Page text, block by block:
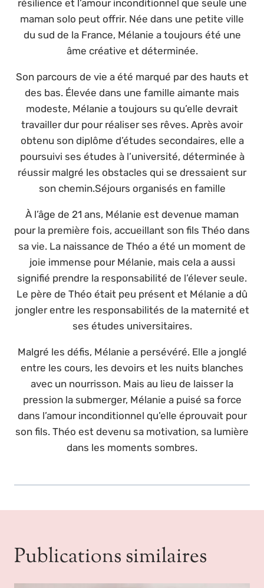
résilience et l’amour inconditionnel que seule une
maman solo peut offrir. Née dans une petite ville
du sud de la France, Mélanie a toujours été une
âme créative et déterminée.
Son parcours de vie a été marqué par des hauts et
des bas. Élevée dans une famille aimante mais
modeste, Mélanie a toujours su qu’elle devrait
travailler dur pour réaliser ses rêves. Après avoir
obtenu son diplôme d’études secondaires, elle a
poursuivi ses études à l’université, déterminée à
réussir malgré les obstacles qui se dressaient sur
son chemin.Séjours organisés en famille
À l’âge de 21 ans, Mélanie est devenue maman
pour la première fois, accueillant son fils Théo dans
sa vie. La naissance de Théo a été un moment de
joie immense pour Mélanie, mais cela a aussi
signifié prendre la responsabilité de l’élever seule.
Le père de Théo était peu présent et Mélanie a dû
jongler entre les responsabilités de la maternité et
ses études universitaires.
Malgré les défis, Mélanie a persévéré. Elle a jonglé
entre les cours, les devoirs et les nuits blanches
avec un nourrisson. Mais au lieu de laisser la
pression la submerger, Mélanie a puisé sa force
dans l’amour inconditionnel qu’elle éprouvait pour
son fils. Théo est devenu sa motivation, sa lumière
dans les moments sombres.
Publications similaires